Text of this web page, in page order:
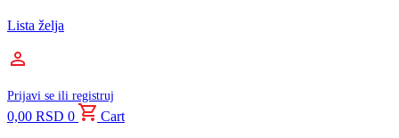
Lista želja
Prijavi se ili registruj
0,00 RSD 0
Cart